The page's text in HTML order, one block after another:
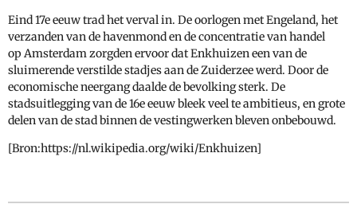
Eind 17e eeuw trad het verval in. De oorlogen met Engeland, het
verzanden van de havenmond en de concentratie van handel
op Amsterdam zorgden ervoor dat Enkhuizen een van de
sluimerende verstilde stadjes aan de Zuiderzee werd. Door de
economische neergang daalde de bevolking sterk. De
stadsuitlegging van de 16e eeuw bleek veel te ambitieus, en grote
delen van de stad binnen de vestingwerken bleven onbebouwd.
[Bron:https://nl.wikipedia.org/wiki/Enkhuizen]